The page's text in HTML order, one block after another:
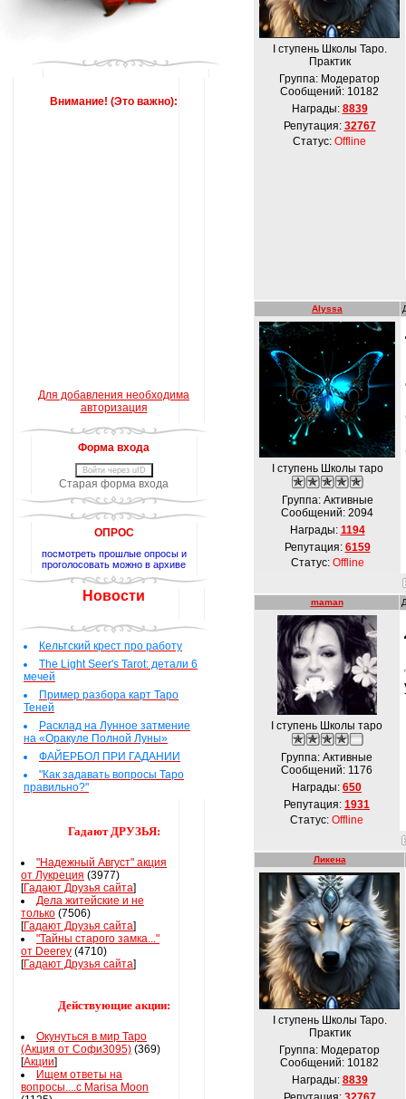
Внимание! (Это важно):
Для добавления необходима
авторизация
Форма входа
Войти через uID
Старая форма входа
ОПРОС
посмотреть прошлые опросы и
проголосовать можно в архиве
Новости
Кельтский крест про работу
The Light Seer's Tarot: детали 6
мечей
Пример разбора карт Таро
Теней
Расклад на Лунное затмение
на «Оракуле Полной Луны»
ФАЙЕРБОЛ ПРИ ГАДАНИИ
"Как задавать вопросы Таро
правильно?"
Гадают ДРУЗЬЯ:
"Надежный Август" акция
от Лукреция (3977)
[Гадают Друзья сайта]
Дела житейские и не
только (7506)
[Гадают Друзья сайта]
"Тайны старого замка..."
от Deerey (4710)
[Гадают Друзья сайта]
Действующие акции:
Окунуться в мир Таро
(Акция от Софи3095) (369)
[Акции]
Ищем ответы на
вопросы....с Marisa Moon
І ступень Школы Таро.
Практик
Группа: Модератор
Сообщений: 10182
Награды: 8839
Репутация: 32767
Статус: Offline
Alyssa
I ступень Школы таро
Группа: Активные
Сообщений: 2094
Награды: 1194
Репутация: 6159
Статус: Offline
maman
I ступень Школы таро
Группа: Активные
Сообщений: 1176
Награды: 650
Репутация: 1931
Статус: Offline
Ликена
І ступень Школы Таро.
Практик
Группа: Модератор
Сообщений: 10182
Награды: 8839